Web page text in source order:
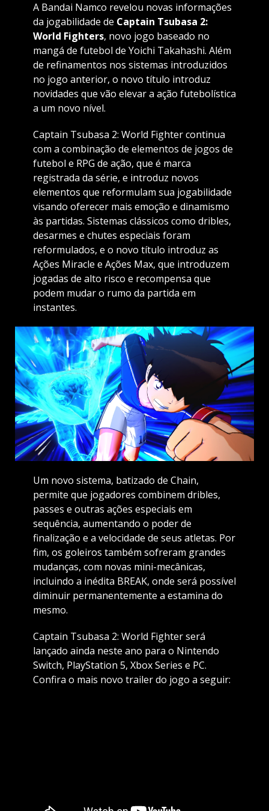
A Bandai Namco revelou novas informações
da jogabilidade de Captain Tsubasa 2:
World Fighters, novo jogo baseado no
mangá de futebol de Yoichi Takahashi. Além
de refinamentos nos sistemas introduzidos
no jogo anterior, o novo título introduz
novidades que vão elevar a ação futebolística
a um novo nível.
Captain Tsubasa 2: World Fighter continua
com a combinação de elementos de jogos de
futebol e RPG de ação, que é marca
registrada da série, e introduz novos
elementos que reformulam sua jogabilidade
visando oferecer mais emoção e dinamismo
às partidas. Sistemas clássicos como dribles,
desarmes e chutes especiais foram
reformulados, e o novo título introduz as
Ações Miracle e Ações Max, que introduzem
jogadas de alto risco e recompensa que
podem mudar o rumo da partida em
instantes.
Um novo sistema, batizado de Chain,
permite que jogadores combinem dribles,
passes e outras ações especiais em
sequência, aumentando o poder de
finalização e a velocidade de seus atletas. Por
fim, os goleiros também sofreram grandes
mudanças, com novas mini-mecânicas,
incluindo a inédita BREAK, onde será possível
diminuir permanentemente a estamina do
mesmo.
Captain Tsubasa 2: World Fighter será
lançado ainda neste ano para o Nintendo
Switch, PlayStation 5, Xbox Series e PC.
Confira o mais novo trailer do jogo a seguir: